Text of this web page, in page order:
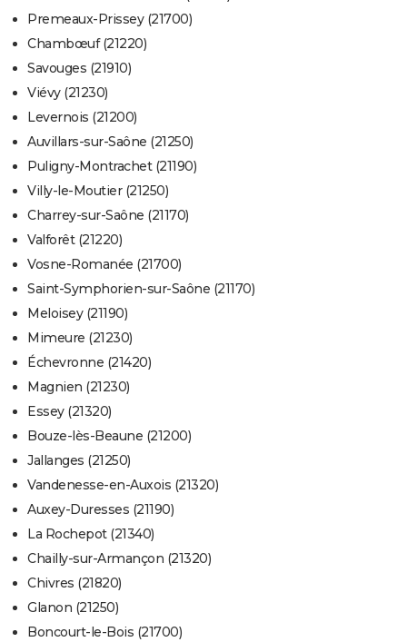
Premeaux-Prissey (21700)
Chambœuf (21220)
Savouges (21910)
Viévy (21230)
Levernois (21200)
Auvillars-sur-Saône (21250)
Puligny-Montrachet (21190)
Villy-le-Moutier (21250)
Charrey-sur-Saône (21170)
Valforêt (21220)
Vosne-Romanée (21700)
Saint-Symphorien-sur-Saône (21170)
Meloisey (21190)
Mimeure (21230)
Échevronne (21420)
Magnien (21230)
Essey (21320)
Bouze-lès-Beaune (21200)
Jallanges (21250)
Vandenesse-en-Auxois (21320)
Auxey-Duresses (21190)
La Rochepot (21340)
Chailly-sur-Armançon (21320)
Chivres (21820)
Glanon (21250)
Boncourt-le-Bois (21700)